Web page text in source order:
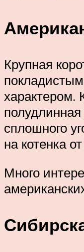
Крупная
характером.
сплошного
на котенка
Много